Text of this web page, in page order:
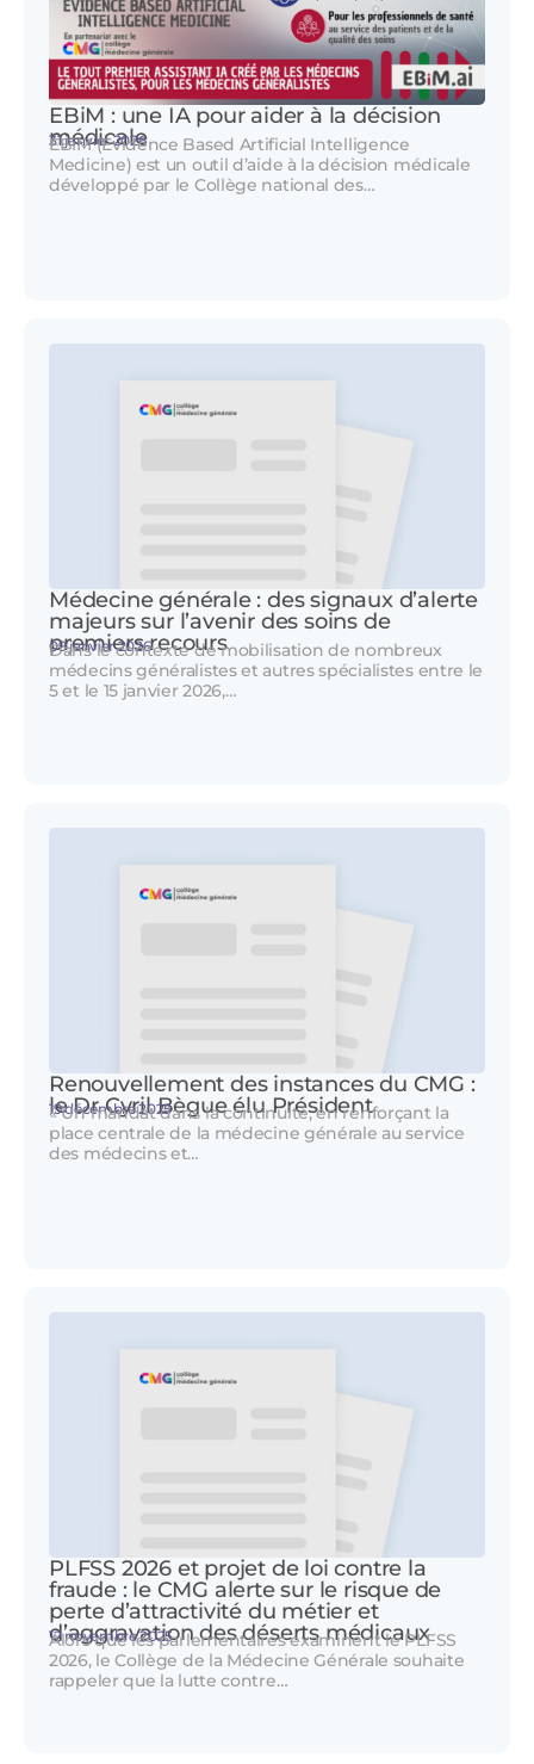
EBiM : une IA pour aider à la décision
médicale
31 janvier 2026
EBiM (Evidence Based Artificial Intelligence
Medicine) est un outil d’aide à la décision médicale
développé par le Collège national des…
Médecine générale : des signaux d’alerte
majeurs sur l’avenir des soins de
premiers recours
09 janvier 2026
Dans le contexte de mobilisation de nombreux
médecins généralistes et autres spécialistes entre le
5 et le 15 janvier 2026,…
Renouvellement des instances du CMG :
le Dr Cyril Bègue élu Président
19 décembre 2025
« Un mandat dans la continuité, en renforçant la
place centrale de la médecine générale au service
des médecins et…
PLFSS 2026 et projet de loi contre la
fraude : le CMG alerte sur le risque de
perte d’attractivité du métier et
d’aggravation des déserts médicaux
12 novembre 2025
Alors que les parlementaires examinent le PLFSS
2026, le Collège de la Médecine Générale souhaite
rappeler que la lutte contre…